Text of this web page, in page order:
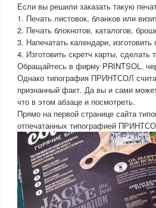
Если вы решили заказать такую
1. Печать листовок, бланков или
2. Печать блокнотов, каталогов,
3. Напечатать календари,
4. Изготовить скретч карты,
Обращайтесь в фирму PRINTSOL,
Однако типография ПРИНТСОЛ
признанный факт. Да вы и сами
что в этом абзаце и посмотреть.
Прямо на первой странице сайта
отпечатанных типографией